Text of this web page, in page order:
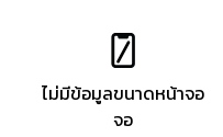
ไม่มีข้อมูลขนาดหน้าจอ
จอ